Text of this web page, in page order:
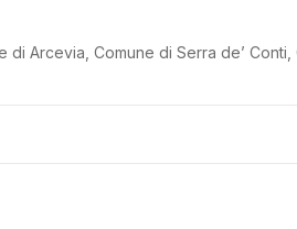
Arcevia, Comune di Serra de’ Conti,